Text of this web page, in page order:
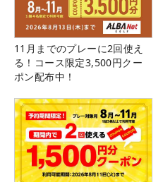
11月までのプレーに2回使え
る！コース限定3,500円クー
ポン配布中！